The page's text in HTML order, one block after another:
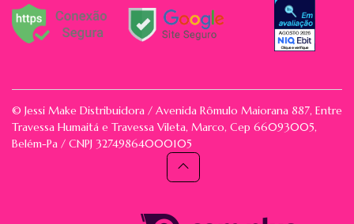
© Jessi Make Distribuidora / Avenida Rômulo Maiorana 887, Entre
Travessa Humaitá e Travessa Vileta, Marco, Cep 66093005,
Belém-Pa / CNPJ 32749864000105